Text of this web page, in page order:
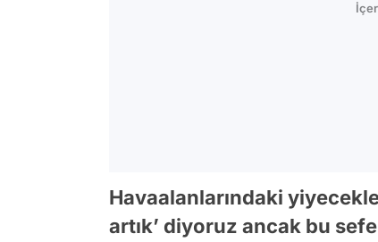
Havaalanlarındaki
artık’ diyoruz ancak bu